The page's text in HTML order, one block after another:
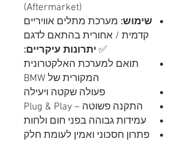
(Aftermarket)
שימוש: מערכת מתלים אוויריים
קדמית / אחורית בהתאם לדגם
✅ יתרונות עיקריים:
תואם למערכת האלקטרונית
המקורית של BMW
פעולה שקטה ויעילה
התקנה פשוטה – Plug & Play
עמידות גבוהה בפני חום ולחות
פתרון חסכוני ואמין לעומת חלק